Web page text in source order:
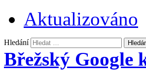
Aktualizováno
Hledání
Břežský Google